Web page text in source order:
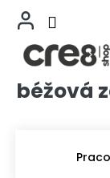
Přejítbéžová